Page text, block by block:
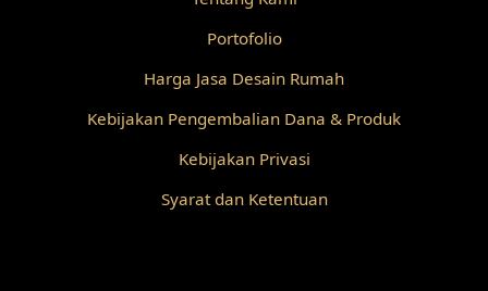
Desain Grill Kayu
Desain Railing
Desain Partisi
Portofolio
Harga Jasa Desain Rumah
Kebijakan Pengembalian Dana & Produk
Kebijakan Privasi
Syarat dan Ketentuan